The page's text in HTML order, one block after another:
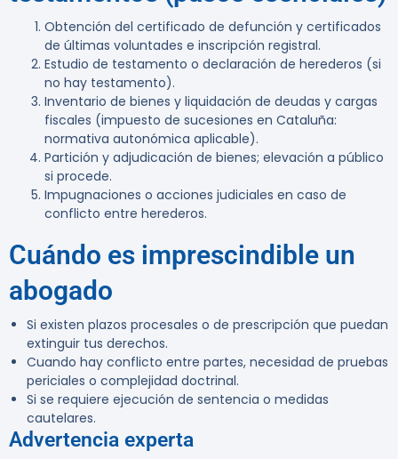
Obtención del certificado de defunción y certificados
de últimas voluntades e inscripción registral.
Estudio de testamento o declaración de herederos (si
no hay testamento).
Inventario de bienes y liquidación de deudas y cargas
fiscales (impuesto de sucesiones en Cataluña:
normativa autonómica aplicable).
Partición y adjudicación de bienes; elevación a público
si procede.
Impugnaciones o acciones judiciales en caso de
conflicto entre herederos.
Cuándo es imprescindible un
abogado
Si existen plazos procesales o de prescripción que puedan
extinguir tus derechos.
Cuando hay conflicto entre partes, necesidad de pruebas
periciales o complejidad doctrinal.
Si se requiere ejecución de sentencia o medidas
cautelares.
Advertencia experta